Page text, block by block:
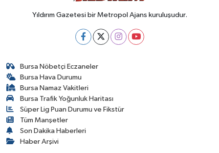
Yıldırım Gazetesi bir Metropol Ajans kuruluşudur.
Bursa Nöbetçi Eczaneler
Bursa Hava Durumu
Bursa Namaz Vakitleri
Bursa Trafik Yoğunluk Haritası
Süper Lig Puan Durumu ve Fikstür
Tüm Manşetler
Son Dakika Haberleri
Haber Arşivi